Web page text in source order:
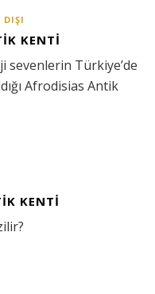
KENTI
Türkiye’de
Afrodisias Antik
KENTI